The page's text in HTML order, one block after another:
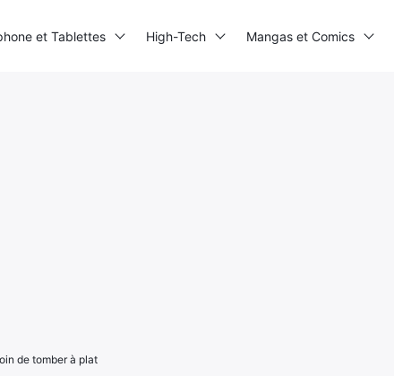
de tomber à plat
et Tablettes High-Tech Mangas et Comics